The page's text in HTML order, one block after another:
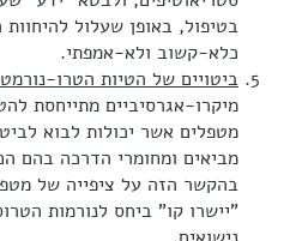
בטיפול, באופן שעלול
כלא-קשוב ולא-אמפתי.
ביטויים של הטיות הטרו-
מיקרו-אגרסיביים מתייחסת
מטפלים אשר יכולות לבוא
מביאים ומחומרי הדרכה בהם
בהקשר הזה על ציפייה של
"יישרו קו" ביחס לנורמות